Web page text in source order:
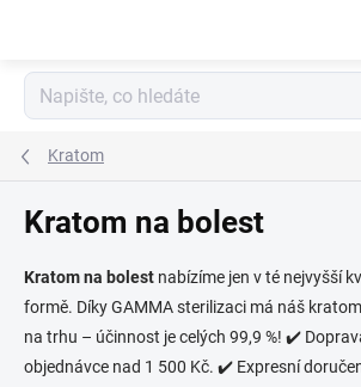
Kratom
Kratom na bolest
Kratom na bolest nabízíme jen v té nejvyšší
formě. Díky GAMMA sterilizaci má náš
na trhu – účinnost je celých 99,9 %! ✔️
objednávce nad 1 500 Kč. ✔️ Expresní